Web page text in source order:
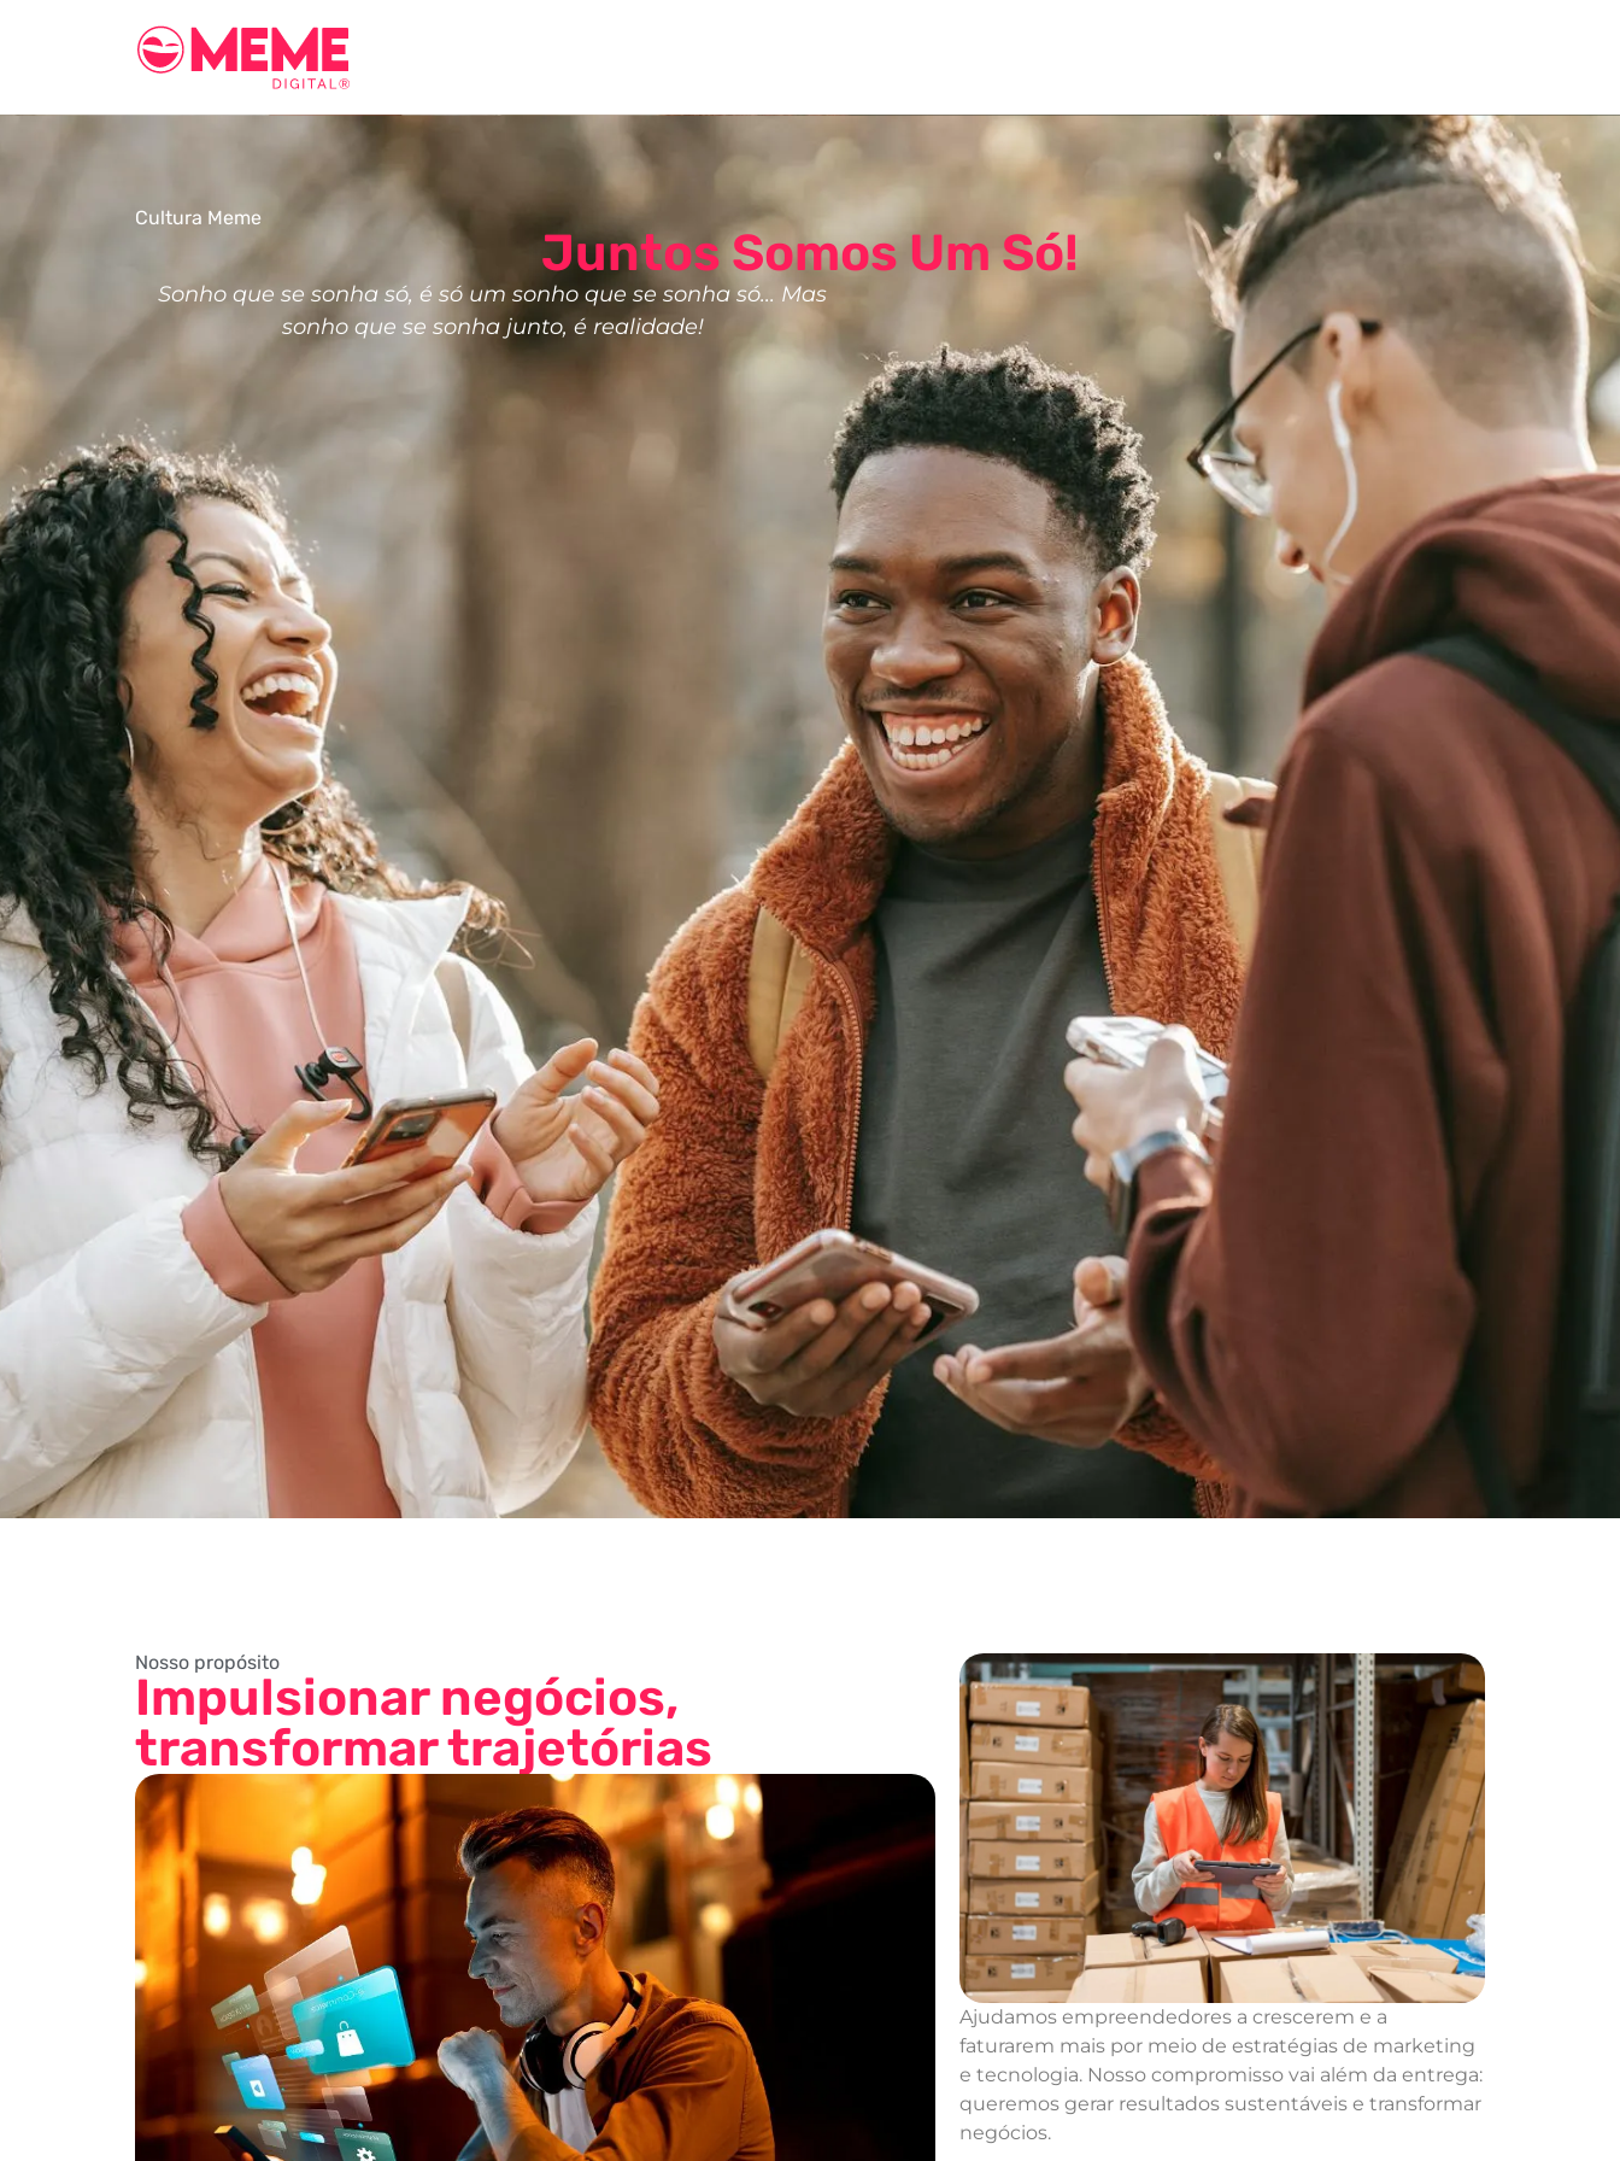
Cultura Meme
Juntos Somos Um Só!
Sonho que se sonha só, é só um sonho que se sonha só... Mas
sonho que se sonha junto, é realidade!
Nosso propósito
Impulsionar negócios,
transformar trajetórias
Ajudamos empreendedores a crescerem e a
faturarem mais por meio de estratégias de marketing
e tecnologia. Nosso compromisso vai além da entrega:
queremos gerar resultados sustentáveis e transformar
negócios.